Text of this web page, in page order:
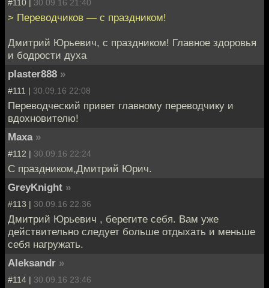
#110 | 30.09.16 21:40
> Переводчиков — с праздником!
Дмитрий Юрьевич, с праздником! Главное здоровья
и бодрости духа
plaster888 »
#111 | 30.09.16 22:08
Переводческий привет главному переводчику и
вдохновителю!
Маха »
#112 | 30.09.16 22:24
C праздником,Дмитрий Юрич.
GreyKnight »
#113 | 30.09.16 22:36
Дмитрий Юрьевич , берегите себя. Вам уже
действительно следует больше отдыхать и меньше
себя нагружать.
Aleksandr »
#114 | 30.09.16 23:46